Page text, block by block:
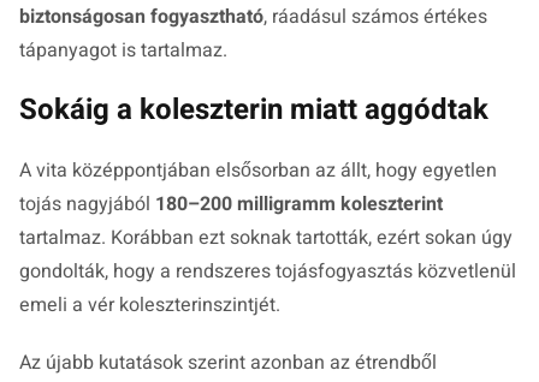
biztonságosan fogyasztható, ráadásul számos értékes
tápanyagot is tartalmaz.
Sokáig a koleszterin miatt aggódtak
A vita középpontjában elsősorban az állt, hogy egyetlen
tojás nagyjából 180–200 milligramm koleszterint
tartalmaz. Korábban ezt soknak tartották, ezért sokan úgy
gondolták, hogy a rendszeres tojásfogyasztás közvetlenül
emeli a vér koleszterinszintjét.
Az újabb kutatások szerint azonban az étrendből